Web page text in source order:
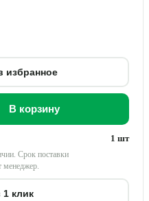
избранное
В корзину
1 шт
Срок поставки
менеджер.
1 клик